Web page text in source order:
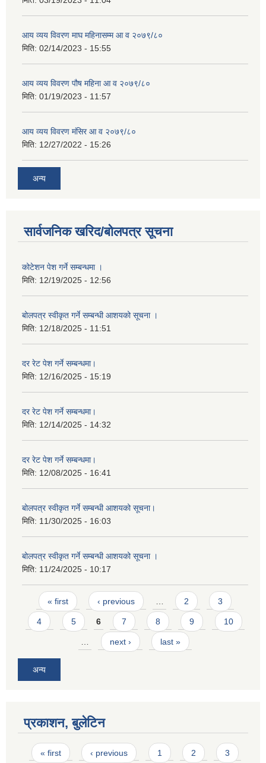
आय व्यय विवरण माघ महिनासम्म आ व २०७९/८०
मिति: 02/14/2023 - 15:55
आय व्यय विवरण पौष महिना आ व २०७९/८०
मिति: 01/19/2023 - 11:57
आय व्यय विवरण मंसिर आ व २०७९/८०
मिति: 12/27/2022 - 15:26
अन्य
सार्वजनिक खरिद/बोलपत्र सूचना
कोटेशन पेश गर्ने सम्बन्धमा ।
मिति: 12/19/2025 - 12:56
बोलपत्र स्वीकृत गर्ने सम्बन्धी आशयको सूचना ।
मिति: 12/18/2025 - 11:51
दर रेट पेश गर्ने सम्बन्धमा।
मिति: 12/16/2025 - 15:19
दर रेट पेश गर्ने सम्बन्धमा।
मिति: 12/14/2025 - 14:32
दर रेट पेश गर्ने सम्बन्धमा।
मिति: 12/08/2025 - 16:41
बोलपत्र स्वीकृत गर्ने सम्बन्धी आशयको सूचना।
मिति: 11/30/2025 - 16:03
बोलपत्र स्वीकृत गर्ने सम्बन्धी आशयको सूचना ।
मिति: 11/24/2025 - 10:17
Pages
« first ‹ previous … 2 3
4 5 6 7 8 9 10
… next › last »
अन्य
प्रकाशन, बुलेटिन
Pages
« first ‹ previous 1 2 3